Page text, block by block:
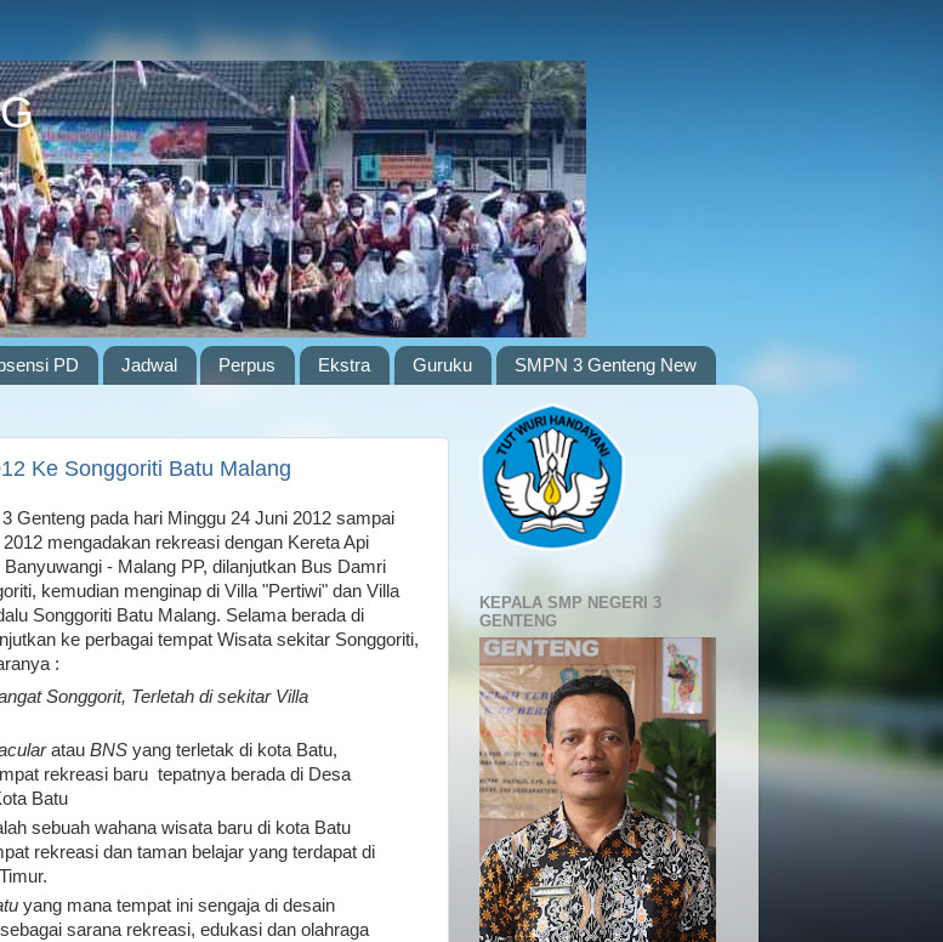
PD Jadwal Perpus Ekstra Guruku SMPN 3 Genteng New
Ke Songgoriti Batu Malang
Genteng pada hari Minggu 24 Juni 2012 sampai
mengadakan rekreasi dengan Kereta Api
- Malang PP, dilanjutkan Bus Damri
kemudian menginap di Villa "Pertiwi" dan Villa
Songgoriti Batu Malang. Selama berada di
ke perbagai tempat Wisata sekitar Songgoriti,
:
Songgorit, Terletah di sekitar Villa
atauBNS yang terletak di kota Batu,
rekreasi baru tepatnya berada di Desa
Batu
sebuah wahana wisata baru di kota Batu
rekreasi dan taman belajar yang terdapat di
yang mana tempat ini sengaja di desain
sarana rekreasi, edukasi dan olahraga
KEPALA SMP NEGERI 3
GENTENG